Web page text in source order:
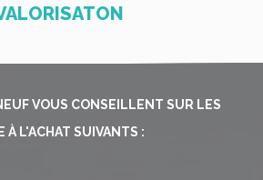
VOUS CONSEILLENT SUR LES
À L'ACHAT SUIVANTS :